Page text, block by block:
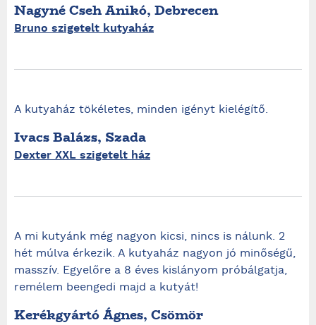
Nagyné Cseh Anikó, Debrecen
Bruno szigetelt kutyaház
A kutyaház tökéletes, minden igényt kielégítő.
Ivacs Balázs, Szada
Dexter XXL szigetelt ház
A mi kutyánk még nagyon kicsi, nincs is nálunk. 2
hét múlva érkezik. A kutyaház nagyon jó minőségű,
masszív. Egyelőre a 8 éves kislányom próbálgatja,
remélem beengedi majd a kutyát!
Kerékgyártó Ágnes, Csömör